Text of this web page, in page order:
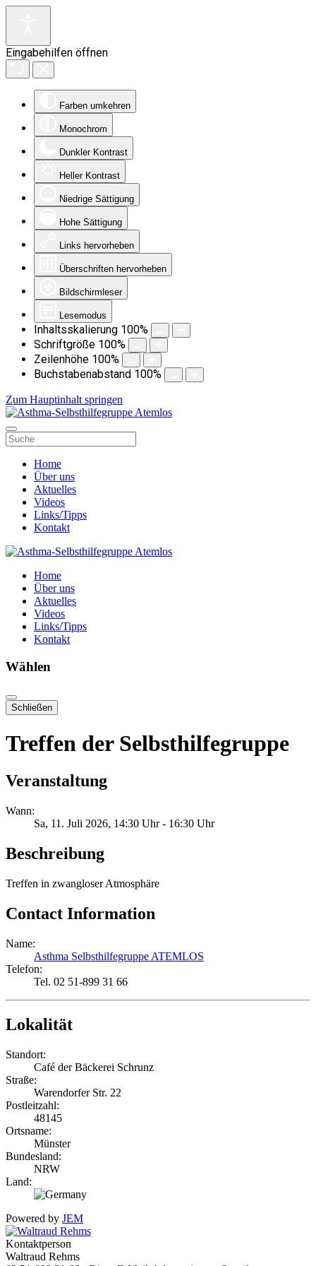
Eingabehilfen öffnen
Farben umkehren
Monochrom
Dunkler Kontrast
Heller Kontrast
Niedrige Sättigung
Hohe Sättigung
Links hervorheben
Überschriften hervorheben
Bildschirmleser
Lesemodus
Inhaltsskalierung 100%
Schriftgröße 100%
Zeilenhöhe 100%
Buchstabenabstand 100%
Zum Hauptinhalt springen
Home
Über uns
Aktuelles
Videos
Links/Tipps
Kontakt
Home
Über uns
Aktuelles
Videos
Links/Tipps
Kontakt
Wählen
Schließen
Treffen der Selbsthilfegruppe
Veranstaltung
Wann:
Sa, 11. Juli 2026, 14:30 Uhr- 16:30 Uhr
Beschreibung
Treffen in zwangloser Atmosphäre
Contact Information
Name:
Asthma Selbsthilfegruppe ATEMLOS
Telefon:
Tel. 02 51-899 31 66
Lokalität
Standort:
Café der Bäckerei Schrunz
Straße:
Warendorfer Str. 22
Postleitzahl:
48145
Ortsname:
Münster
Bundesland:
NRW
Land:
Powered by JEM
Kontaktperson
Waltraud Rehms